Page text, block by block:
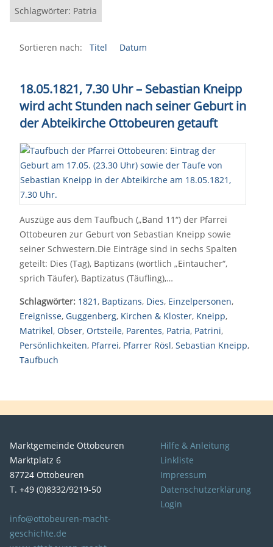
Schlagwörter: Patria
Sortieren nach: Titel Datum
18.05.1821, 7.30 Uhr – Sebastian Kneipp
wird acht Stunden nach seiner Geburt in
der Abteikirche Ottobeuren getauft
Auszüge aus dem Taufbuch („Band 11“) der Pfarrei
Ottobeuren zur Geburt von Sebastian Kneipp sowie
seiner Schwestern.Die Einträge sind in sechs Spalten
geteilt: Dies (Tag), Baptizans (wörtlich „Eintaucher“,
sprich Täufer), Baptizatus (Täufling),…
Schlagwörter: 1821, Baptizans, Dies, Einzelpersonen,
Ereignisse, Guggenberg, Kirchen & Kloster, Kneipp,
Matrikel, Obser, Ortsteile, Parentes, Patria, Patrini,
Persönlichkeiten, Pfarrei, Pfarrer Rösl, Sebastian Kneipp,
Taufbuch
Marktgemeinde Ottobeuren
Marktplatz 6
87724 Ottobeuren
T. +49 (0)8332/9219-50
info@ottobeuren-macht-
geschichte.de
Hilfe & Anleitung
Linkliste
Impressum
Datenschutzerklärung
Login